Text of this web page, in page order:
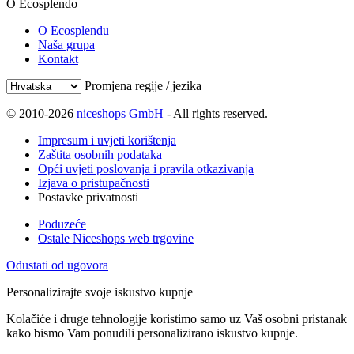
O Ecosplendo
O Ecosplendu
Naša grupa
Kontakt
Promjena regije / jezika
© 2010-2026 niceshops GmbH - All rights reserved.
Impresum i uvjeti korištenja
Zaštita osobnih podataka
Opći uvjeti poslovanja i pravila otkazivanja
Izjava o pristupačnosti
Postavke privatnosti
Poduzeće
Ostale Niceshops web trgovine
Odustati od ugovora
Personalizirajte svoje iskustvo kupnje
Kolačiće i druge tehnologije koristimo samo uz Vaš osobni pristanak
kako bismo Vam ponudili personalizirano iskustvo kupnje.